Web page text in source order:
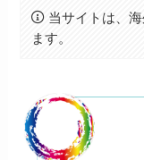
当サイトは、
ます。